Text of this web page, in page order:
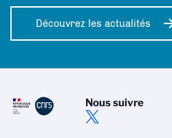
Découvrez les actualités
Nous suivre